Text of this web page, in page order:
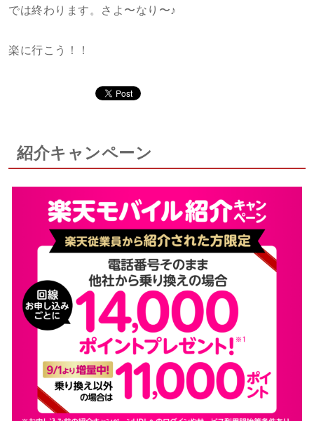
では終わります。さよ〜なり〜♪
楽に行こう！！
紹介キャンペーン